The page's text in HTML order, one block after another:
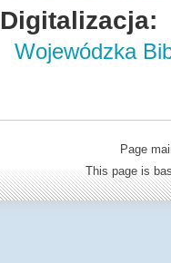
Digitalizacja:
Wojewódzka
Page
This page is